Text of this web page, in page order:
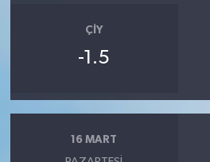
ÇIY
-1.5
16 MART